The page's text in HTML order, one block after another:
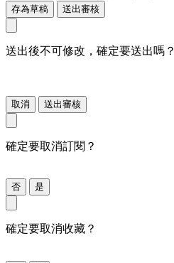
存為草稿 送出審核
送出後不可修改，確定要送出嗎？
取消 送出審核
確定要取消訂閱？
否 是
確定要取消收藏？